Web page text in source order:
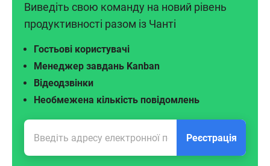
Виведіть свою команду на новий рівень
продуктивності разом із Чанті
Необмежена кількість повідомлень
Відеодзвінки
Менеджер завдань Kanban
Гостьові користувачі
Реєстрація